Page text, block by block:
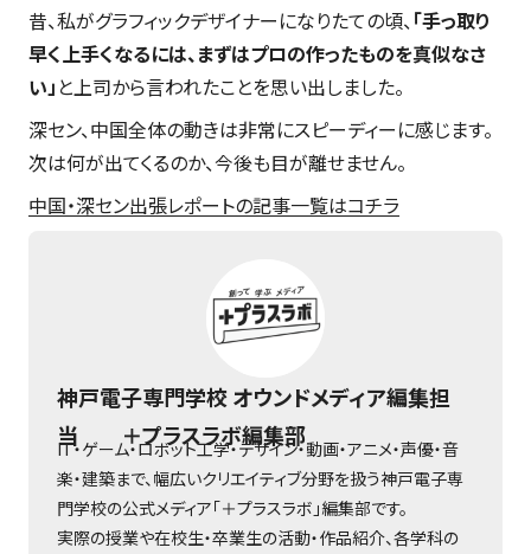
昔、私がグラフィックデザイナーになりたての頃、「手っ取り
早く上手くなるには、まずはプロの作ったものを真似なさ
い」 と上司から言われたことを思い出しました。
深セン、中国全体の動きは非常にスピーディーに感じます。
次は何が出てくるのか、今後も目が離せません。
中国・深セン出張レポートの記事一覧はコチラ
神戸電子専門学校 オウンドメディア編集担
当 ＋プラスラボ編集部
IT・ゲーム・ロボット工学・デザイン・動画・アニメ・声優・音
楽・建築まで、幅広いクリエイティブ分野を扱う神戸電子専
門学校の公式メディア「＋プラスラボ」編集部です。
実際の授業や在校生・卒業生の活動・作品紹介、各学科の